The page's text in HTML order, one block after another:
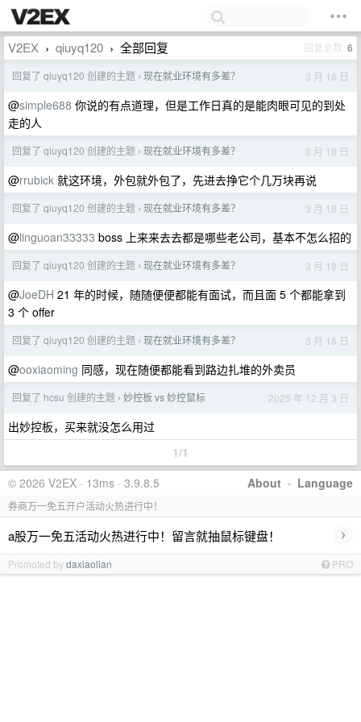
V2EX › qiuyq120 › 全部回复 回复总数 6
回复了 qiuyq120 创建的主题 › 现在就业环境有多差？ 3 月 18 日
@simple688 你说的有点道理，但是工作日真的是能肉眼可见的到处
走的人
回复了 qiuyq120 创建的主题 › 现在就业环境有多差？ 3 月 18 日
@rrubick 就这环境，外包就外包了，先进去挣它个几万块再说
回复了 qiuyq120 创建的主题 › 现在就业环境有多差？ 3 月 18 日
@linguoan33333 boss 上来来去去都是哪些老公司，基本不怎么招的
回复了 qiuyq120 创建的主题 › 现在就业环境有多差？ 3 月 18 日
@JoeDH 21 年的时候，随随便便都能有面试，而且面 5 个都能拿到
3 个 offer
回复了 qiuyq120 创建的主题 › 现在就业环境有多差？ 3 月 18 日
@ooxiaoming 同感，现在随便都能看到路边扎堆的外卖员
回复了 hcsu 创建的主题 › 妙控板 vs 妙控鼠标 2025 年 12 月 3 日
出妙控板，买来就没怎么用过
1/1
About · Language
© 2026 V2EX · 13ms · 3.9.8.5
券商万一免五开户活动火热进行中！
a股万一免五活动火热进行中！留言就抽鼠标键盘！ ›
Promoted bydaxiaolian PRO